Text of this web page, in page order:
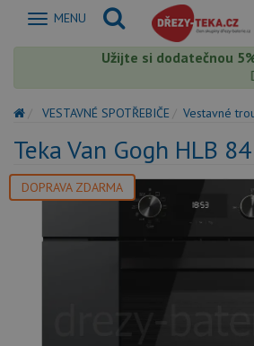
Zobrazit
MENU
Užijte si dodatečnou
VESTAVNÉ SPOTŘEBIČE Vestavné
Teka Van Gogh HLB 84
DOPRAVA ZDARMA